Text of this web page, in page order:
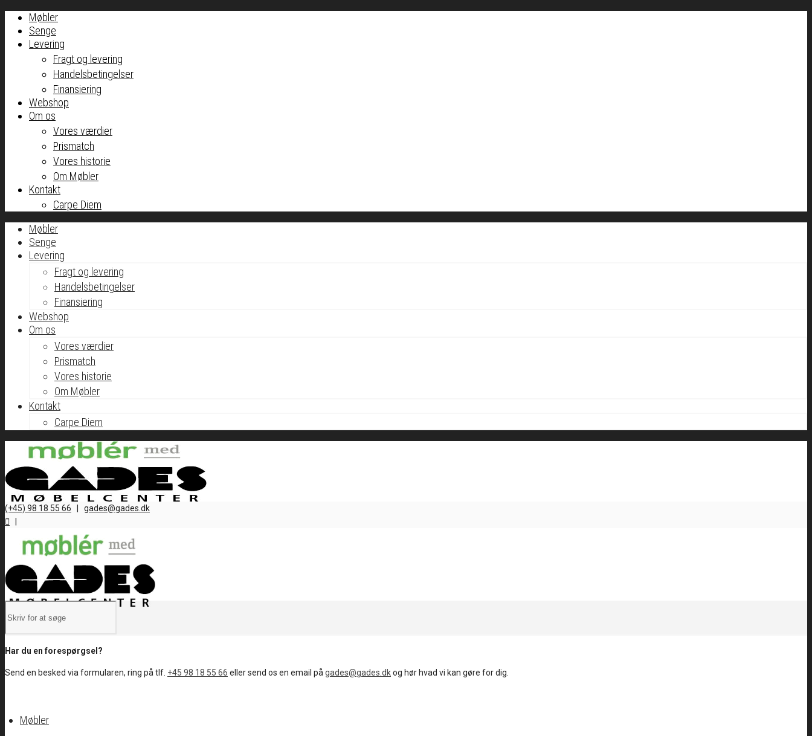
Møbler
Senge
Levering
Fragt og levering
Handelsbetingelser
Finansiering
Webshop
Om os
Vores værdier
Prismatch
Vores historie
Om Møbler
Kontakt
Carpe Diem
Møbler
Senge
Levering
Fragt og levering
Handelsbetingelser
Finansiering
Webshop
Om os
Vores værdier
Prismatch
Vores historie
Om Møbler
Kontakt
Carpe Diem
(+45) 98 18 55 66
gades@gades.dk
Møbler
Har du en forespørgsel?
Send en besked via formularen, ring på tlf. +45 98 18 55 66 eller send os en email på gades@gades.dkog hør hvad vi kan gøre for dig.